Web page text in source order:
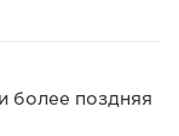
более поздняя